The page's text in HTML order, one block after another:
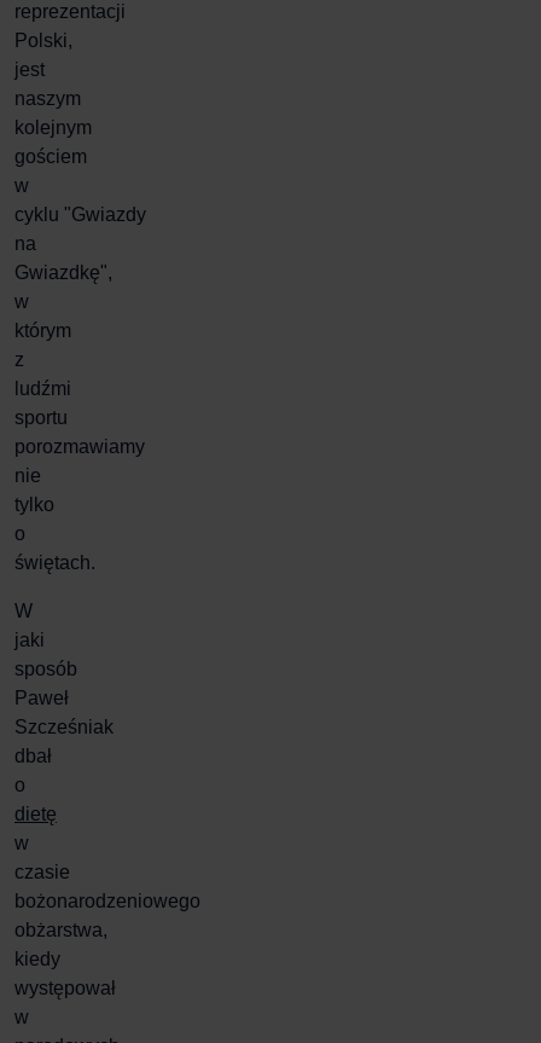
reprezentacji
Polski,
jest
naszym
kolejnym
gościem
w
cyklu "Gwiazdy
na
Gwiazdkę",
w
którym
z
ludźmi
sportu
porozmawiamy
nie
tylko
o
świętach.
W
jaki
sposób
Paweł
Szcześniak
dbał
o
dietę
w
czasie
bożonarodzeniowego
obżarstwa,
kiedy
występował
w